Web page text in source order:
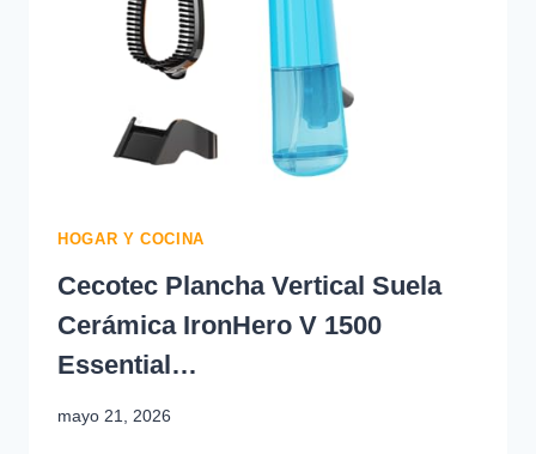
HOGAR Y COCINA
Cecotec Plancha Vertical Suela
Cerámica IronHero V 1500
Essential…
mayo 21, 2026